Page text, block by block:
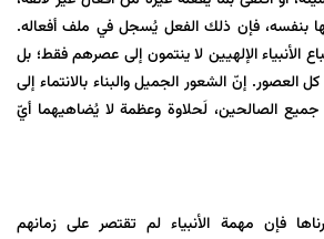
بنفسه، فإن ذلك الفعل يُسجل في ملف أفعاله.
الأنبياء الإلهيين لا ينتمون إلى عصرهم فقط؛ بل
العصور. إنّ الشعور الجميل والبناء بالانتماء إلى
الصالحين، لَحلاوة وعظمة لا يُضاهيهما أيّ
فإن مهمة الأنبياء لم تقتصر على زمانهم